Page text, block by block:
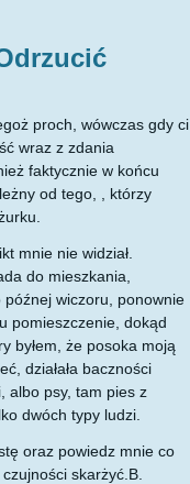
proch, wówczas gdy ci
wraz z zdania
faktycznie w końcu
od tego, , którzy
mnie nie widział.
do mieszkania,
wiczoru, ponownie
pomieszczenie, dokąd
byłem, że posoka moją
działała baczności
albo psy, tam pies z
dwóch typy ludzi.
oraz powiedz mnie co
skarżyć.B.